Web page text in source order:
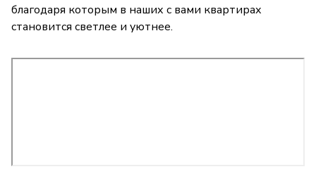
благодаря которым в наших с вами квартирах
становится светлее и уютнее.